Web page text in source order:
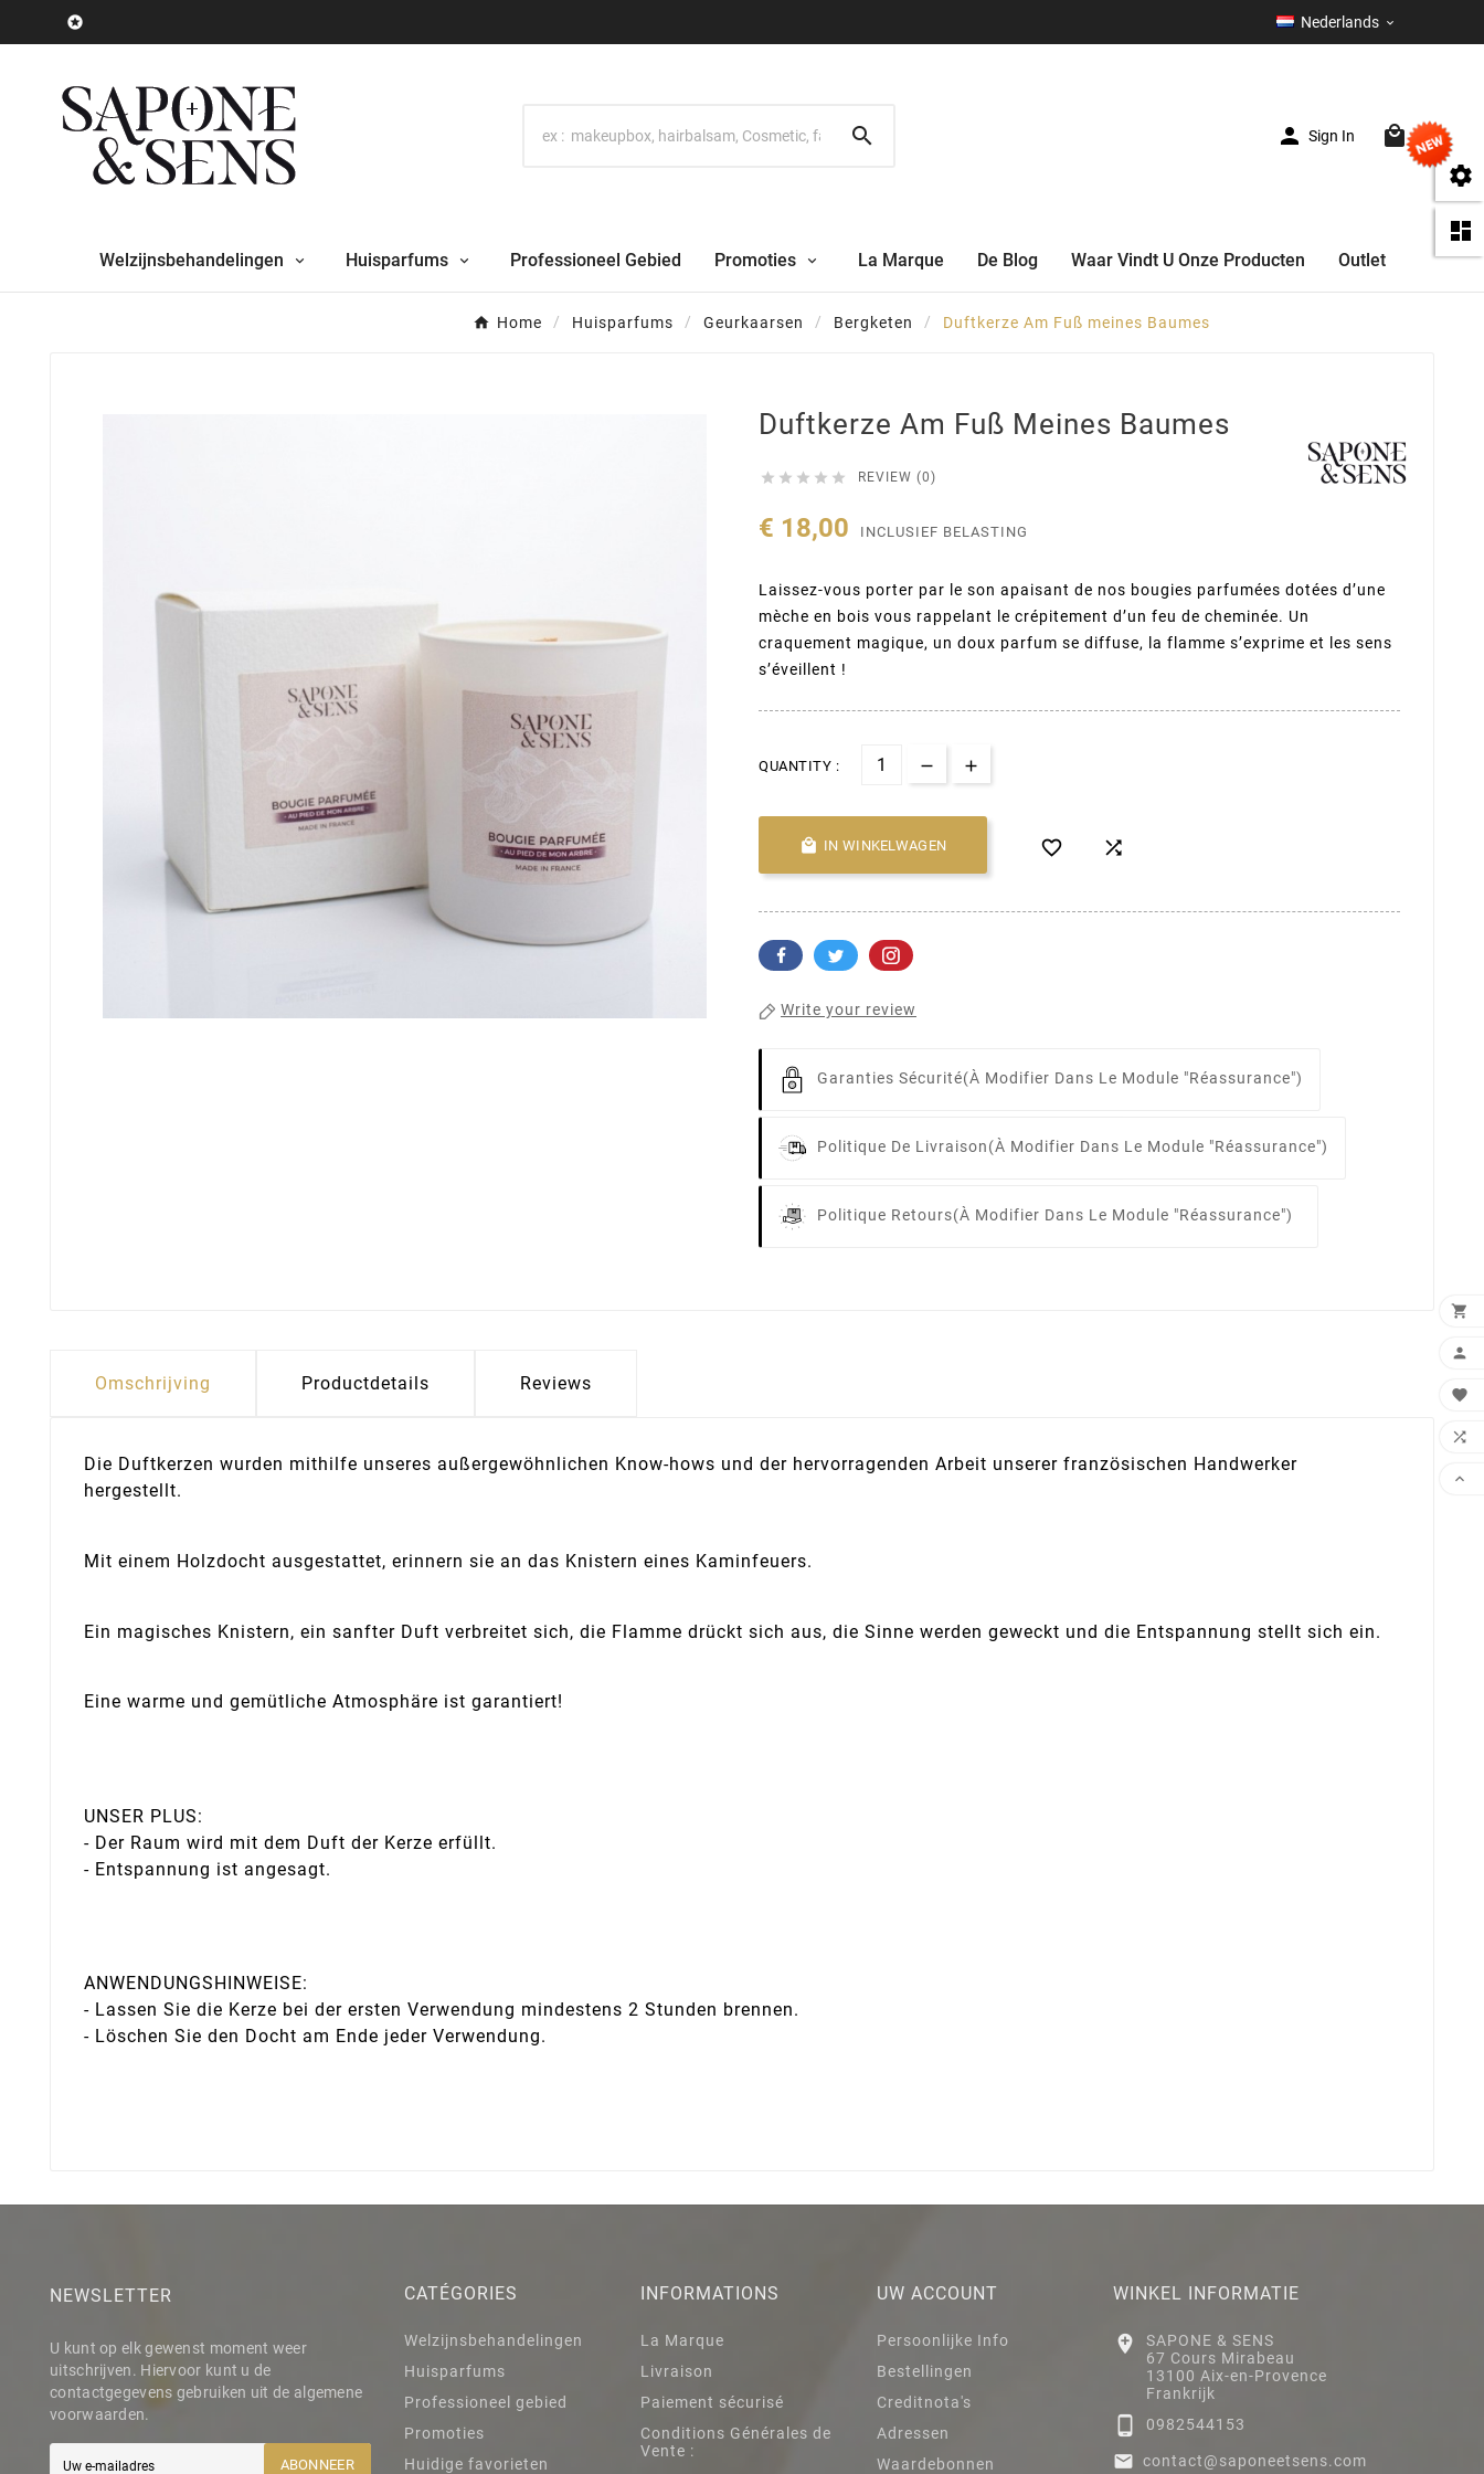


 Nederlands 
  Sign In (0)
Welzijnsbehandelingen Huisparfums Professioneel Gebied Promoties La Marque De Blog Waar Vindt U Onze Producten Outlet
Home Huisparfums Geurkaarsen Bergketen Duftkerze Am Fuß meines Baumes
Duftkerze Am Fuß Meines Baumes
     REVIEW (0)
€ 18,00 INCLUSIEF BELASTING
Laissez-vous porter par le son apaisant de nos bougies parfumées dotées d’une
mèche en bois vous rappelant le crépitement d’un feu de cheminée. Un
craquement magique, un doux parfum se diffuse, la flamme s’exprime et les sens
s’éveillent !
QUANTITY :
 IN WINKELWAGEN  
Write your review
Garanties Sécurité(à Modifier Dans Le Module "Réassurance")
Politique De Livraison(à Modifier Dans Le Module "Réassurance")
Politique Retours(à Modifier Dans Le Module "Réassurance")
Omschrijving Productdetails Reviews
Die Duftkerzen wurden mithilfe unseres außergewöhnlichen Know-hows und der hervorragenden Arbeit unserer französischen Handwerker
hergestellt.
Mit einem Holzdocht ausgestattet, erinnern sie an das Knistern eines Kaminfeuers.
Ein magisches Knistern, ein sanfter Duft verbreitet sich, die Flamme drückt sich aus, die Sinne werden geweckt und die Entspannung stellt sich ein.
Eine warme und gemütliche Atmosphäre ist garantiert!
UNSER PLUS:
- Der Raum wird mit dem Duft der Kerze erfüllt.
- Entspannung ist angesagt.
ANWENDUNGSHINWEISE:
- Lassen Sie die Kerze bei der ersten Verwendung mindestens 2 Stunden brennen.
- Löschen Sie den Docht am Ende jeder Verwendung.
NEWSLETTER
U kunt op elk gewenst moment weer
uitschrijven. Hiervoor kunt u de
contactgegevens gebruiken uit de algemene
voorwaarden.
ABONNEER
CATÉGORIES
Welzijnsbehandelingen
Huisparfums
Professioneel gebied
Promoties
Huidige favorieten
INFORMATIONS
La Marque
Livraison
Paiement sécurisé
Conditions Générales de
Vente :
UW ACCOUNT
Persoonlijke Info
Bestellingen
Creditnota's
Adressen
Waardebonnen
WINKEL INFORMATIE

SAPONE & SENS
67 Cours Mirabeau
13100 Aix-en-Provence
Frankrijk
 0982544153
 contact@saponeetsens.com




